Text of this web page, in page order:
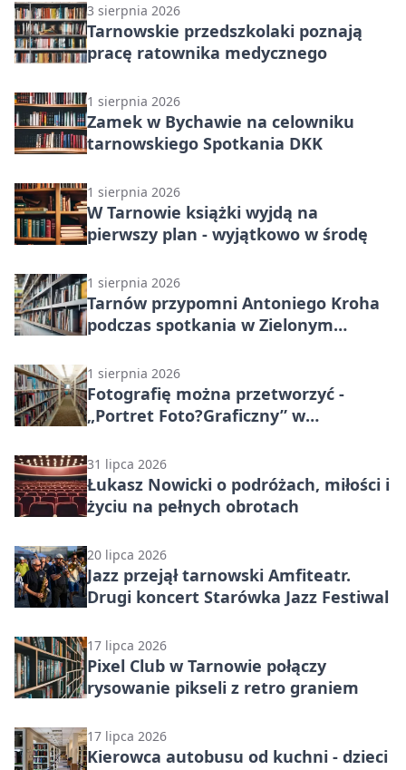
3 sierpnia 2026
Tarnowskie przedszkolaki poznają
pracę ratownika medycznego
1 sierpnia 2026
Zamek w Bychawie na celowniku
tarnowskiego Spotkania DKK
1 sierpnia 2026
W Tarnowie książki wyjdą na
pierwszy plan - wyjątkowo w środę
1 sierpnia 2026
Tarnów przypomni Antoniego Kroha
podczas spotkania w Zielonym
1 sierpnia 2026
Fotografię można przetworzyć -
„Portret Foto?Graficzny” w
31 lipca 2026
Łukasz Nowicki o podróżach, miłości i
życiu na pełnych obrotach
20 lipca 2026
Jazz przejął tarnowski Amfiteatr.
Drugi koncert Starówka Jazz Festiwal
17 lipca 2026
Pixel Club w Tarnowie połączy
rysowanie pikseli z retro graniem
17 lipca 2026
Kierowca autobusu od kuchni - dzieci